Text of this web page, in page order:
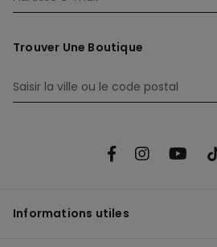
Trouver Une Boutique
Informations utiles